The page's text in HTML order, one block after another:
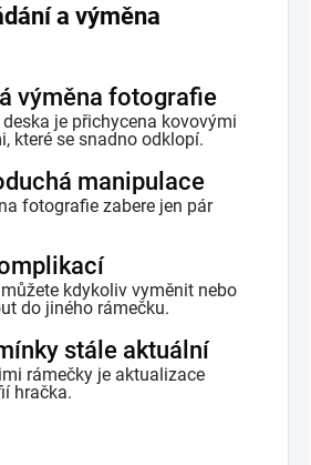
a výměna
výměna fotografie
deska je přichycena kovovými
které se snadno odklopí.
manipulace
fotografie zabere jen pár
kdykoliv vyměnit nebo
do jiného rámečku.
stále aktuální
rámečky je aktualizace
hračka.